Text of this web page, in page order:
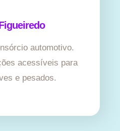
automotivo.
acessíveis para
e pesados.